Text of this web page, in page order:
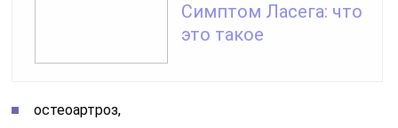
Симптом Ласега: что
это такое
остеоартроз,